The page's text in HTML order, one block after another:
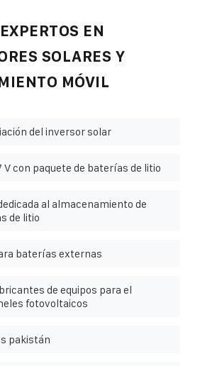
EN
SOLARES Y
MÓVIL
del inversor solar
V con paquete de baterías de litio
al almacenamiento de
de litio
baterías externas
de equipos para el
fotovoltaicos
pakistán